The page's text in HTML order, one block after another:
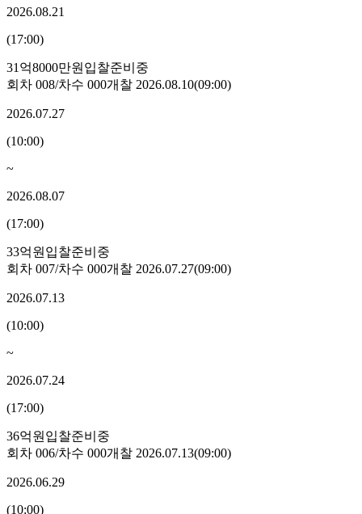
2026.08.21
(17:00)
31억8000만원 입찰준비중
회차 008/차수 000개찰 2026.08.10(09:00)
2026.07.27
(10:00)
~
2026.08.07
(17:00)
33억원 입찰준비중
회차 007/차수 000개찰 2026.07.27(09:00)
2026.07.13
(10:00)
~
2026.07.24
(17:00)
36억원 입찰준비중
회차 006/차수 000개찰 2026.07.13(09:00)
2026.06.29
(10:00)